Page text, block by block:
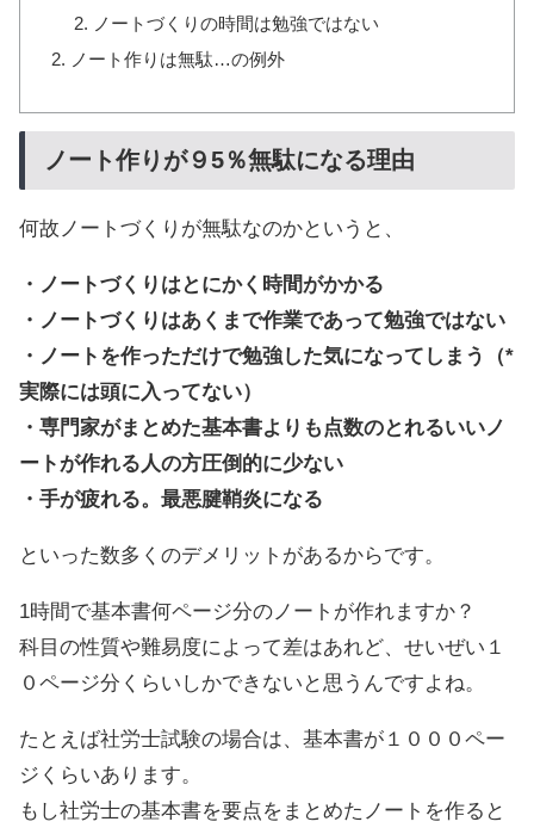
ノートづくりの時間は勉強ではない
ノート作りは無駄…の例外
ノート作りが９5％無駄になる理由
何故ノートづくりが無駄なのかというと、
・ノートづくりはとにかく時間がかかる
・ノートづくりはあくまで作業であって勉強ではない
・ノートを作っただけで勉強した気になってしまう（*
実際には頭に入ってない）
・専門家がまとめた基本書よりも点数のとれるいいノ
ートが作れる人の方圧倒的に少ない
・手が疲れる。最悪腱鞘炎になる
といった数多くのデメリットがあるからです。
1時間で基本書何ページ分のノートが作れますか？
科目の性質や難易度によって差はあれど、せいぜい１
０ページ分くらいしかできないと思うんですよね。
たとえば社労士試験の場合は、基本書が１０００ペー
ジくらいあります。
もし社労士の基本書を要点をまとめたノートを作ると